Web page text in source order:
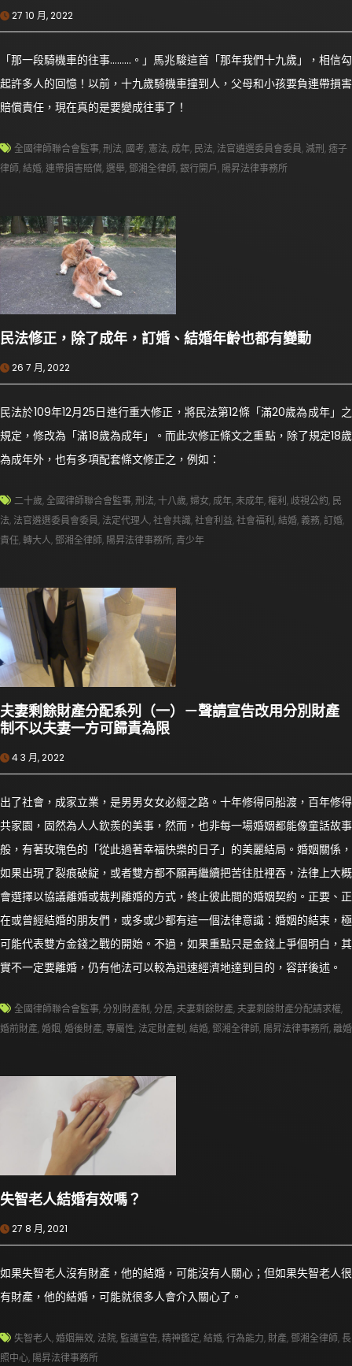
27 10 月, 2022
「那一段騎機車的往事………。」馬兆駿這首「那年我們十九歲」，相信勾
起許多人的回憶！以前，十九歲騎機車撞到人，父母和小孩要負連帶損害
賠償責任，現在真的是要變成往事了！
全國律師聯合會監事,刑法, 國考, 憲法, 成年, 民法, 法官遴選委員會委員 , 減刑,痞子
律師,結婚,連帶損害賠償,選舉, 鄧湘全律師, 銀行開戶, 陽昇法律事務所
民法修正，除了成年，訂婚、結婚年齡也都有變動
26 7 月, 2022
民法於109年12月25日進行重大修正，將民法第12條「滿20歲為成年」之
規定，修改為「滿18歲為成年」。而此次修正條文之重點，除了規定18歲
為成年外，也有多項配套條文修正之，例如：
二十歲, 全國律師聯合會監事,刑法,十八歲,婦女, 成年,未成年,權利 ,歧視公約, 民
法, 法官遴選委員會委員, 法定代理人,社會共識,社會利益,社會福利 ,結婚, 義務,訂婚,
責任,轉大人, 鄧湘全律師, 陽昇法律事務所, 青少年
夫妻剩餘財產分配系列（一）－聲請宣告改用分別財產
制不以夫妻一方可歸責為限
4 3 月, 2022
出了社會，成家立業，是男男女女必經之路。十年修得同船渡，百年修得
共家園，固然為人人欽羨的美事，然而，也非每一場婚姻都能像童話故事
般，有著玫瑰色的「從此過著幸福快樂的日子」的美麗結局。婚姻關係，
如果出現了裂痕破綻，或者雙方都不願再繼續把苦往肚裡吞，法律上大概
會選擇以協議離婚或裁判離婚的方式，終止彼此間的婚姻契約。正要、正
在或曾經結婚的朋友們，或多或少都有這一個法律意識：婚姻的結束，極
可能代表雙方金錢之戰的開始。不過，如果重點只是金錢上爭個明白，其
實不一定要離婚，仍有他法可以較為迅速經濟地達到目的，容詳後述。
全國律師聯合會監事,分別財產制 ,分居, 夫妻剩餘財產, 夫妻剩餘財產分配請求權,
婚前財產,婚姻,婚後財產,專屬性, 法定財產制,結婚, 鄧湘全律師, 陽昇法律事務所,離婚
失智老人結婚有效嗎？
27 8 月, 2021
如果失智老人沒有財產，他的結婚，可能沒有人關心；但如果失智老人很
有財產，他的結婚，可能就很多人會介入關心了。
失智老人,婚姻無效, 法院, 監護宣告,精神鑑定,結婚,行為能力, 財產, 鄧湘全律師,長
照中心, 陽昇法律事務所